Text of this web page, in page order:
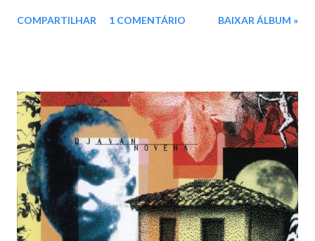
08. Moleque 09. Comportamento geral 10. Insonia 11. Depois do
COMPARTILHAR 1 COMENTÁRIO BAIXAR ÁLBUM »